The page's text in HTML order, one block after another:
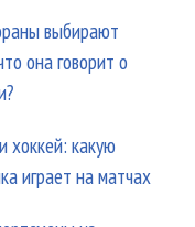
выбирают
она говорит о
хоккей: какую
играет на матчах